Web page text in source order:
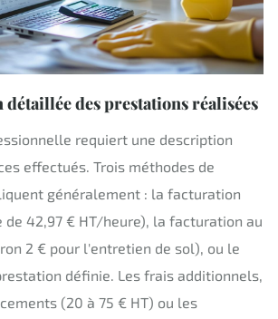
détaillée des prestations réalisées
requiert une description
effectués. Trois méthodes de
généralement : la facturation
de 42,97 € HT/heure), la facturation au
2 € pour l'entretien de sol), ou le
définie. Les frais additionnels,
(20 à 75 € HT) ou les